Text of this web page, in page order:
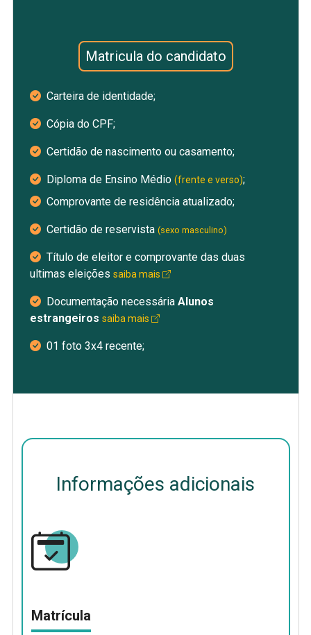
Matricula do candidato
Carteira de identidade;
Cópia do CPF;
Certidão de nascimento ou casamento;
Diploma de Ensino Médio (frente e verso);
Comprovante de residência atualizado;
Certidão de reservista (sexo masculino)
Título de eleitor e comprovante das duas
ultimas eleições saiba mais
Documentação necessária Alunos
estrangeiros saiba mais
01 foto 3x4 recente;
Informações adicionais
Matrícula